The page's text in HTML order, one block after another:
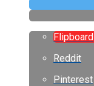
Flipboard
Reddit
Pinterest